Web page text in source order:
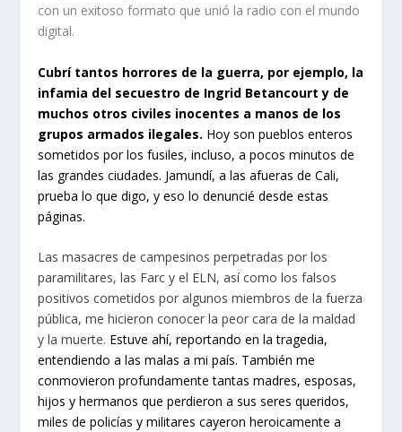
con un exitoso formato que unió la radio con el mundo
digital.
Cubrí tantos horrores de la guerra, por ejemplo, la
infamia del secuestro de Ingrid Betancourt y de
muchos otros civiles inocentes a manos de los
grupos armados ilegales. Hoy son pueblos enteros
sometidos por los fusiles, incluso, a pocos minutos de
las grandes ciudades. Jamundí, a las afueras de Cali,
prueba lo que digo, y eso lo denuncié desde estas
páginas.
Las masacres de campesinos perpetradas por los
paramilitares, las Farc y el ELN, así como los falsos
positivos cometidos por algunos miembros de la fuerza
pública, me hicieron conocer la peor cara de la maldad
y la muerte. Estuve ahí, reportando en la tragedia,
entendiendo a las malas a mi país. También me
conmovieron profundamente tantas madres, esposas,
hijos y hermanos que perdieron a sus seres queridos,
miles de policías y militares cayeron heroicamente a